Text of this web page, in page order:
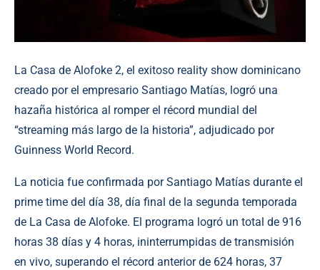
La Casa de Alofoke 2, el exitoso reality show dominicano
creado por el empresario Santiago Matías, logró una
hazaña histórica al romper el récord mundial del
“streaming más largo de la historia”, adjudicado por
Guinness World Record.
La noticia fue confirmada por Santiago Matías durante el
prime time del día 38, día final de la segunda temporada
de La Casa de Alofoke. El programa logró un total de 916
horas 38 días y 4 horas, ininterrumpidas de transmisión
en vivo, superando el récord anterior de 624 horas, 37